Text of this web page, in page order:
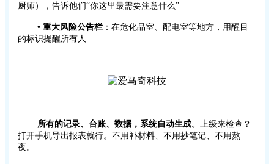
厨师），告诉他们“你这里最需要注意什么”
• 重大风险公告栏 ：在危化品室、配电室等地方，用醒目
的标识提醒所有人
所有的记录、台账、数据，系统自动生成。 上级来检查？
打开手机导出报表就行。不用补材料、不用抄笔记、不用熬
夜。